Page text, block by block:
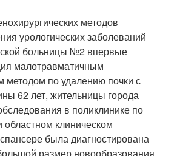
методов
урологических заболеваний
больницы №2 впервые
малотравматичным
методом по удалению почки с
62 лет, жительницы города
в поликлинике по
областном клиническом
была диагностирована